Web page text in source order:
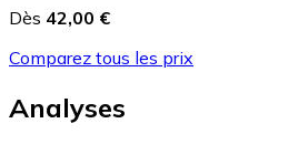
Dès 42,00 €
Comparez tous les prix
Analyses